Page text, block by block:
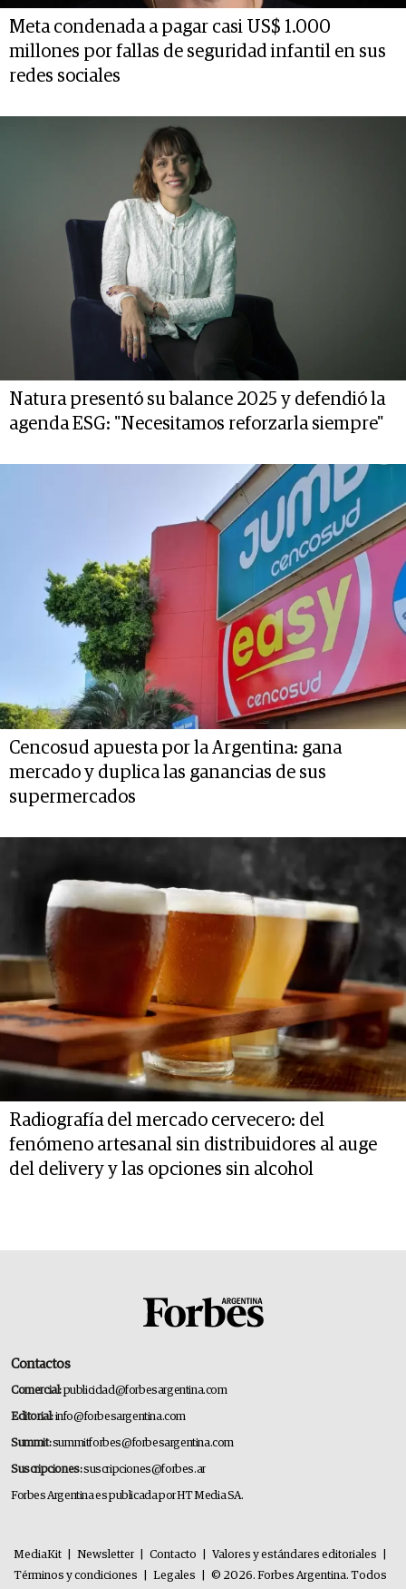
Meta condenada a pagar casi US$ 1.000
millones por fallas de seguridad infantil en sus
redes sociales
Natura presentó su balance 2025 y defendió la
agenda ESG: "Necesitamos reforzarla siempre"
Cencosud apuesta por la Argentina: gana
mercado y duplica las ganancias de sus
supermercados
Radiografía del mercado cervecero: del
fenómeno artesanal sin distribuidores al auge
del delivery y las opciones sin alcohol
Contactos
Comercial:publicidad@forbesargentina.com
Editorial:info@forbesargentina.com
Summit:summitforbes@forbesargentina.com
Suscripciones:suscripciones@forbes.ar
Forbes Argentina es publicada por HT Media SA.
MediaKit Newsletter Contacto Valores y estándares editoriales
Términos y condiciones
Legales © 2026. Forbes Argentina. Todos